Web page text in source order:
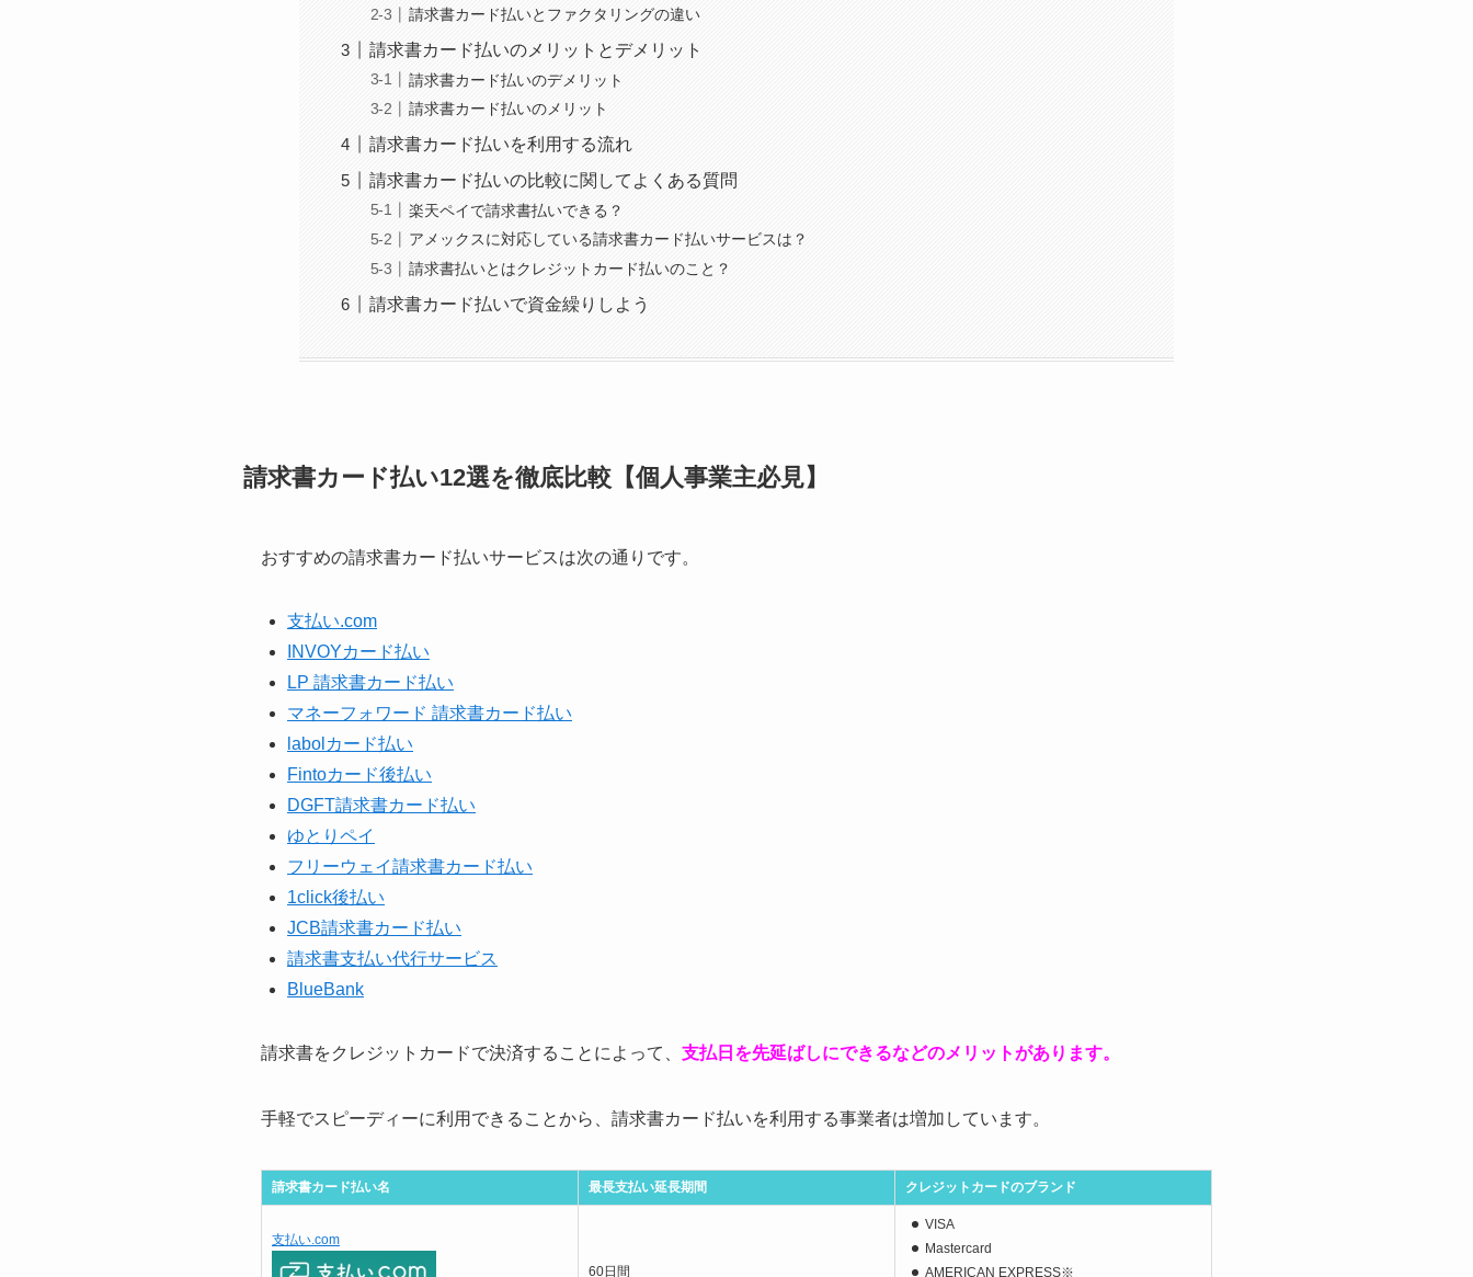
請求書カード払いとファクタリングの違い
請求書カード払いのメリットとデメリット
請求書カード払いのデメリット
請求書カード払いのメリット
請求書カード払いを利用する流れ
請求書カード払いの比較に関してよくある質問
楽天ペイで請求書払いできる？
アメックスに対応している請求書カード払いサービスは？
請求書払いとはクレジットカード払いのこと？
請求書カード払いで資金繰りしよう
請求書カード払い12選を徹底比較【個人事業主必見】
おすすめの請求書カード払いサービスは次の通りです。
支払い.com
INVOYカード払い
LP 請求書カード払い
マネーフォワード 請求書カード払い
labolカード払い
Fintoカード後払い
DGFT請求書カード払い
ゆとりペイ
フリーウェイ請求書カード払い
1click後払い
JCB請求書カード払い
請求書支払い代行サービス
BlueBank
請求書をクレジットカードで決済することによって、 支払日を先延ばしにできるなどのメリットがあります。
手軽でスピーディーに利用できることから、請求書カード払いを利用する事業者は増加しています。
請求書カード払い名 最長支払い延長期間 クレジットカードのブランド
支払い.com
60日間
VISA
Mastercard
AMERICAN EXPRESS※